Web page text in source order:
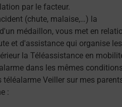
par le facteur.
(chute, malaise,…) la
médaillon, vous met en
et d'assistance qui organise les
la Téléassistance en
dans les mêmes
Veiller sur mes
: